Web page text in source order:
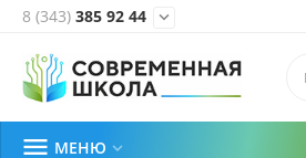
8 (343) 385 92 44 
 МЕНЮ 